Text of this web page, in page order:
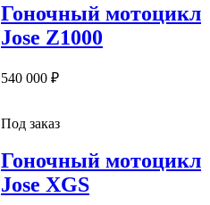
Гоночный мотоцикл
Jose Z1000
540 000 ₽
Под заказ
Гоночный мотоцикл
Jose XGS